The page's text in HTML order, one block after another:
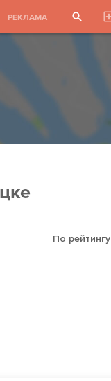
РЕКЛАМА
По рейтингу